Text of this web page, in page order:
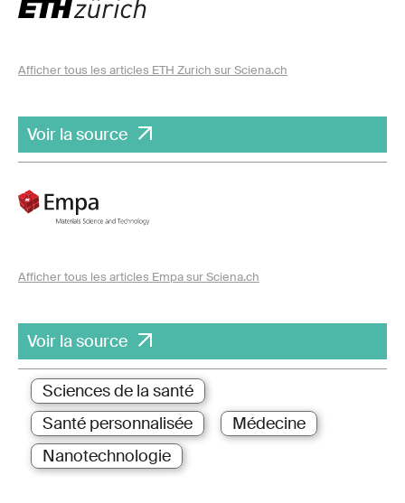
Afficher tous les articles ETH Zurich sur Sciena.ch
Voir la source
Afficher tous les articles Empa sur Sciena.ch
Voir la source
Sciences de la santé
Santé personnalisée
Médecine
Nanotechnologie